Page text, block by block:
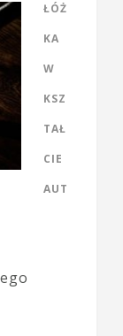
ŁÓŻ
KA
W
KSZ
TAŁ
CIE
AUT